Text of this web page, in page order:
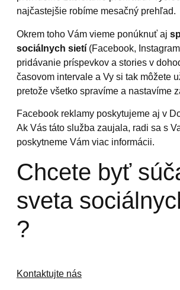
najčastejšie robíme mesačný prehľad.
Okrem toho Vám vieme ponúknuť aj
sociálnych sietí (Facebook,
pridávanie príspevkov a stories v
časovom intervale a Vy si tak môžete
pretože všetko spravíme a nastavíme
Facebook reklamy poskytujeme aj v
Ak Vás táto služba zaujala, radi sa s
poskytneme Vám viac informácii.
Chcete byť
sveta
?
Kontaktujte nás